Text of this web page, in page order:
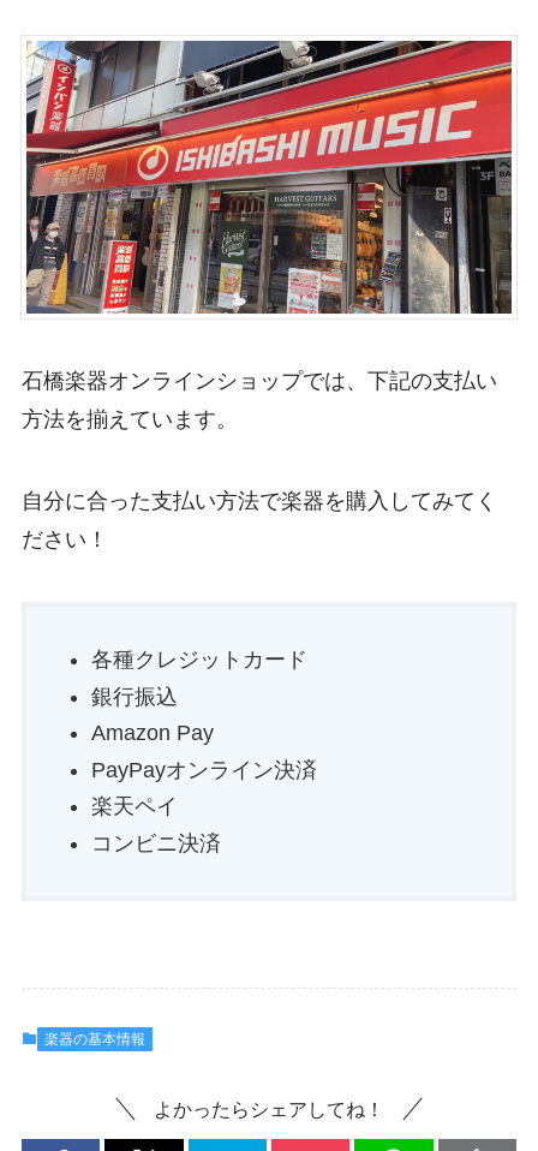
石橋楽器オンラインショップでは、下記の支払い
方法を揃えています。
自分に合った支払い方法で楽器を購入してみてく
ださい！
各種クレジットカード
銀行振込
Amazon Pay
PayPayオンライン決済
楽天ペイ
コンビニ決済
楽器の基本情報
よかったらシェアしてね！